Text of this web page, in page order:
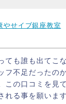
せイブ銀座教室
ても誰も出てこ
フ不足だったの
この口コミを見
れる事を願いま